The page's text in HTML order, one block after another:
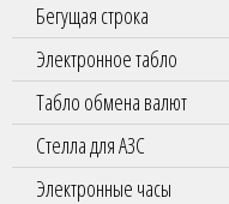
Бегущая строка
Электронное табло
Табло обмена валют
Стелла для АЗС
Электронные часы